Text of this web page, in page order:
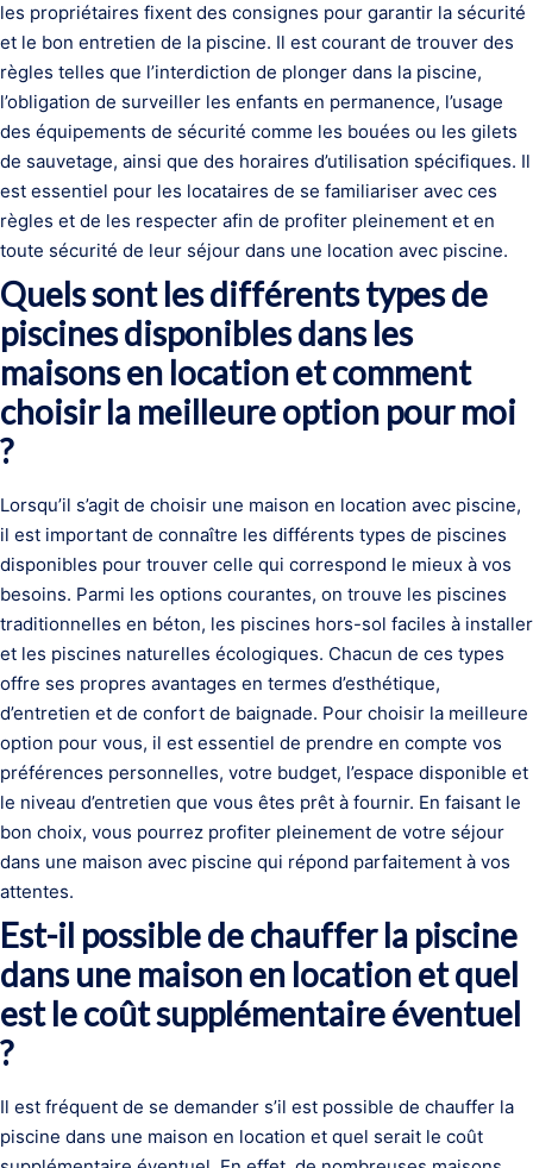
les propriétaires fixent des consignes pour garantir la sécurité
et le bon entretien de la piscine. Il est courant de trouver des
règles telles que l’interdiction de plonger dans la piscine,
l’obligation de surveiller les enfants en permanence, l’usage
des équipements de sécurité comme les bouées ou les gilets
de sauvetage, ainsi que des horaires d’utilisation spécifiques. Il
est essentiel pour les locataires de se familiariser avec ces
règles et de les respecter afin de profiter pleinement et en
toute sécurité de leur séjour dans une location avec piscine.
Quels sont les différents types de
piscines disponibles dans les
maisons en location et comment
choisir la meilleure option pour moi
?
Lorsqu’il s’agit de choisir une maison en location avec piscine,
il est important de connaître les différents types de piscines
disponibles pour trouver celle qui correspond le mieux à vos
besoins. Parmi les options courantes, on trouve les piscines
traditionnelles en béton, les piscines hors-sol faciles à installer
et les piscines naturelles écologiques. Chacun de ces types
offre ses propres avantages en termes d’esthétique,
d’entretien et de confort de baignade. Pour choisir la meilleure
option pour vous, il est essentiel de prendre en compte vos
préférences personnelles, votre budget, l’espace disponible et
le niveau d’entretien que vous êtes prêt à fournir. En faisant le
bon choix, vous pourrez profiter pleinement de votre séjour
dans une maison avec piscine qui répond parfaitement à vos
attentes.
Est-il possible de chauffer la piscine
dans une maison en location et quel
est le coût supplémentaire éventuel
?
Il est fréquent de se demander s’il est possible de chauffer la
piscine dans une maison en location et quel serait le coût